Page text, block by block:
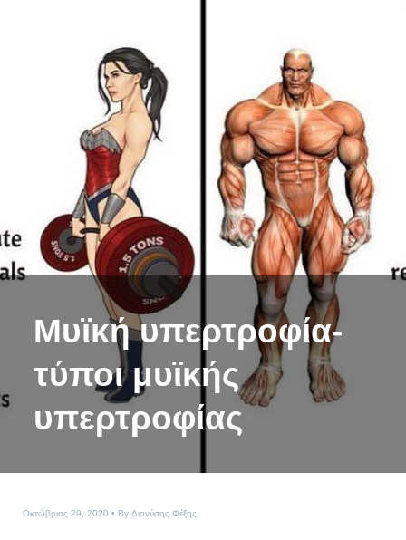
Μυϊκή υπερτροφία-
τύποι μυϊκής
υπερτροφίας
Οκτώβριος 29, 2020 By Διονύσης Φέξης